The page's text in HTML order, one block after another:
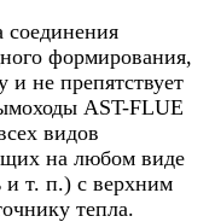
соединения
формирования,
и не препятствует
AST-FLUE
видов
на любом виде
и т. п.) с верхним
тепла.